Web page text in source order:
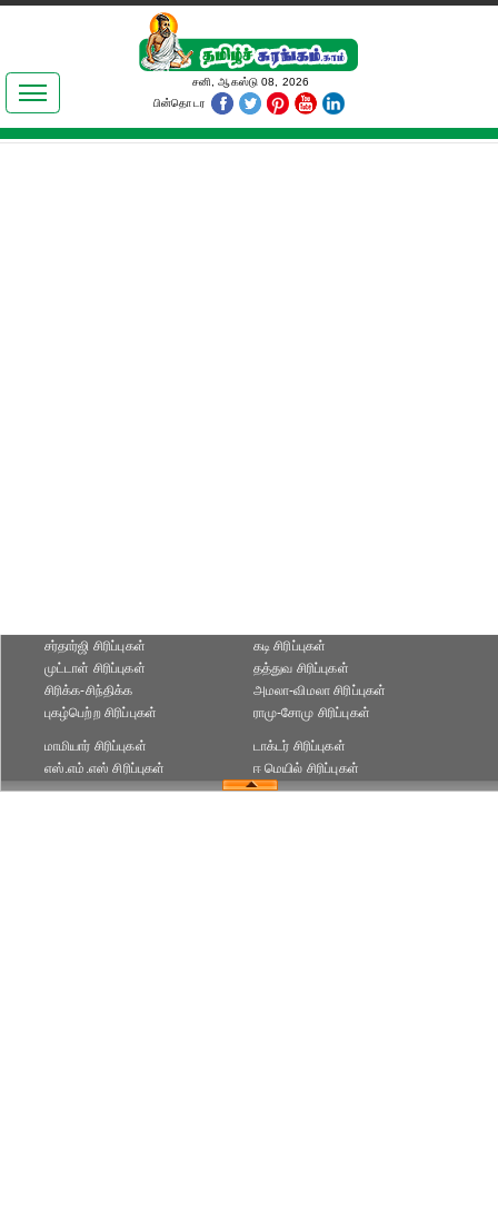
இலக்கியங்கள்
தமிழ் உலகம்
சனி, ஆகஸ்டு 08, 2026
பின்தொடர
சர்தார்ஜி சிரிப்புகள்
முட்டாள் சிரிப்புகள்
கடி சிரிப்புகள்
தத்துவ சிரிப்புகள்
சிரிக்க-சிந்திக்க
புகழ்பெற்ற சிரிப்புகள்
அமலா-விமலா சிரிப்புகள்
ராமு-சோமு சிரிப்புகள்
மாமியார் சிரிப்புகள்
எஸ்.எம்.எஸ் சிரிப்புகள்
டாக்டர் சிரிப்புகள்
ஈ மெயில் சிரிப்புகள்